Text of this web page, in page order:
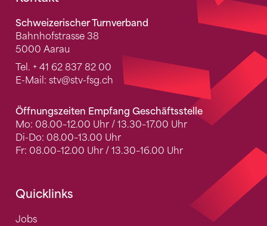
Schweizerischer Turnverband
Bahnhofstrasse 38
5000 Aarau
Tel. + 41 62 837 82 00
E-Mail: stv@stv-fsg.ch
Öffnungszeiten Empfang Geschäftsstelle
Mo: 08.00–12.00 Uhr / 13.30–17.00 Uhr
Di-Do: 08.00–13.00 Uhr
Fr: 08.00–12.00 Uhr / 13.30–16.00 Uhr
Quicklinks
Jobs